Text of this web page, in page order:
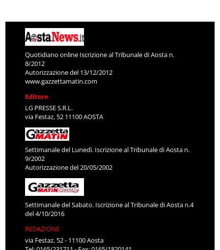
Quotidiano online Iscrizione al Tribunale di Aosta n.
8/2012
Autorizzazione del 13/12/2012
www.gazzettamatin.com
Editore
LG PRESSE S.R.L.
via Festaz, 52 11100 AOSTA
Settimanale del Lunedì. Iscrizione al Tribunale di Aosta n.
9/2002
Autorizzazione del 20/05/2002
Settimanale del Sabato. Iscrizione al Tribunale di Aosta n.4
del 4/10/2016
REDAZIONE
via Festaz, 52 - 11100 Aosta